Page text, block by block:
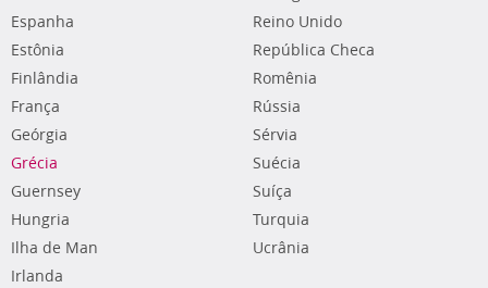
Espanha
Estônia
Finlândia
França
Geórgia
Grécia
Guernsey
Hungria
Ilha de Man
Irlanda
Reino Unido
República Checa
Romênia
Rússia
Sérvia
Suécia
Suíça
Turquia
Ucrânia